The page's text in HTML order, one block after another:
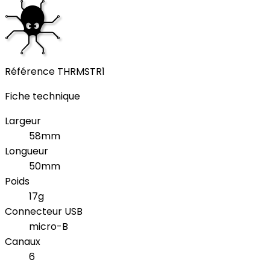
Référence THRMSTR1
Fiche technique
Largeur
58mm
Longueur
50mm
Poids
17g
Connecteur USB
micro-B
Canaux
6